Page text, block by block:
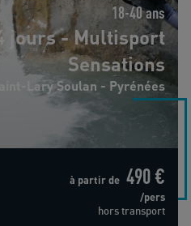
18-40 ans
jours - Multisport
Sensations
Lary Soulan - Pyrénées
à partir de 490 €
/pers
hors transport